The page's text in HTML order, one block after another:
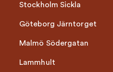
Stockholm Sickla
Göteborg Järntorget
Malmö Södergatan
Lammhult